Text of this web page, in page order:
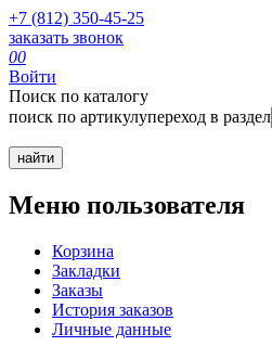
+7 (812) 350-45-25
заказать звонок
00
Войти
Поиск по каталогу
поиск по артикулупереход в раздел
Меню пользователя
Корзина
Закладки
Заказы
История заказов
Личные данные